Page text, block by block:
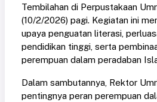
Tembilahan di Perpustakaan
(10/2/2026) pagi. Kegiatan ini
upaya penguatan literasi,
pendidikan tinggi, serta
perempuan dalam peradaban
Dalam sambutannya, Rektor
pentingnya peran perempuan